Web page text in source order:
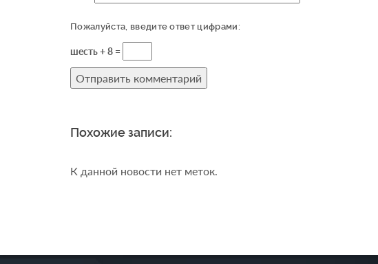
Пожалуйста, введите ответ цифрами:
шесть + 8 =
Похожие записи:
К данной новости нет меток.